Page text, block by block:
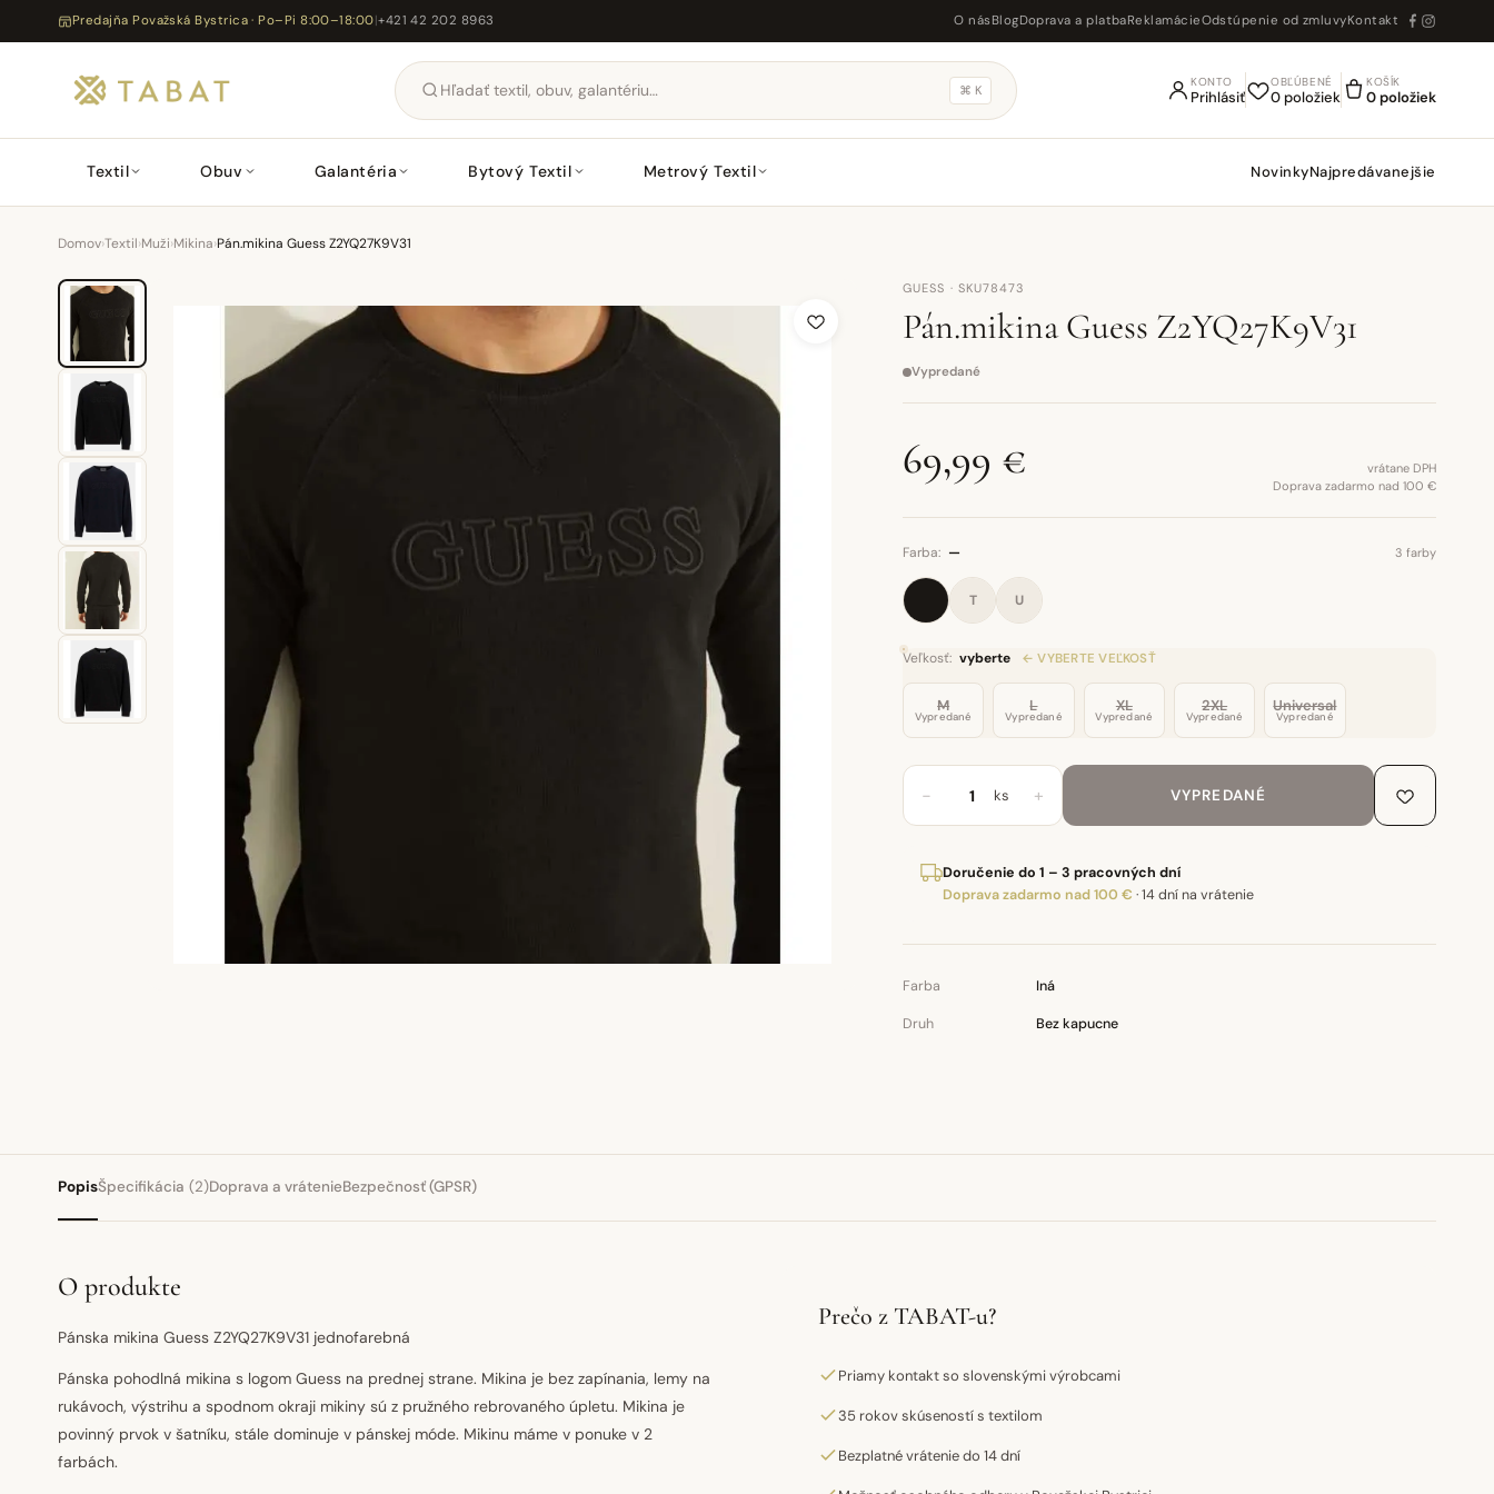
Predajňa Považská Bystrica · Po–Pi 8:00–18:00|+421 42 202 8963 O nás BlogDoprava a platbaReklamácieOdstúpenie od zmluvyKontakt
⌘ K
KONTO
Prihlásiť
OBĽÚBENÉ
0 položiek
KOŠÍK
0 položiek
Textil Obuv Galantéria Bytový Textil Metrový Textil NovinkyNajpredávanejšie
Domov›Textil›Muži›Mikina›Pán.mikina Guess Z2YQ27K9V31
GUESS · SKU78473
Pán.mikina Guess Z2YQ27K9V31
Vypredané
69,99 €
vrátane DPH
Doprava zadarmo nad 100 €
Farba: — 3 farby
T U
Veľkosť: vyberte ← VYBERTE VEĽKOSŤ
M
Vypredané
L
Vypredané
XL
Vypredané
2XL
Vypredané
Universal
Vypredané
− ks + VYPREDANÉ
Doručenie do 1 – 3 pracovných dní
Doprava zadarmo nad 100 € ·14 dní na vrátenie
Farba Iná
Druh Bez kapucne
PopisŠpecifikácia (2)Doprava a vrátenieBezpečnosť (GPSR)
O produkte
Pánska mikina Guess Z2YQ27K9V31 jednofarebná
Pánska pohodlná mikina s logom Guess na prednej strane. Mikina je bez zapínania, lemy na
rukávoch, výstrihu a spodnom okraji mikiny sú z pružného rebrovaného úpletu. Mikina je
povinný prvok v šatníku, stále dominuje v pánskej móde. Mikinu máme v ponuke v 2
farbách.
Prečo z TABAT-u?
Priamy kontakt so slovenskými výrobcami
35 rokov skúseností s textilom
Bezplatné vrátenie do 14 dní